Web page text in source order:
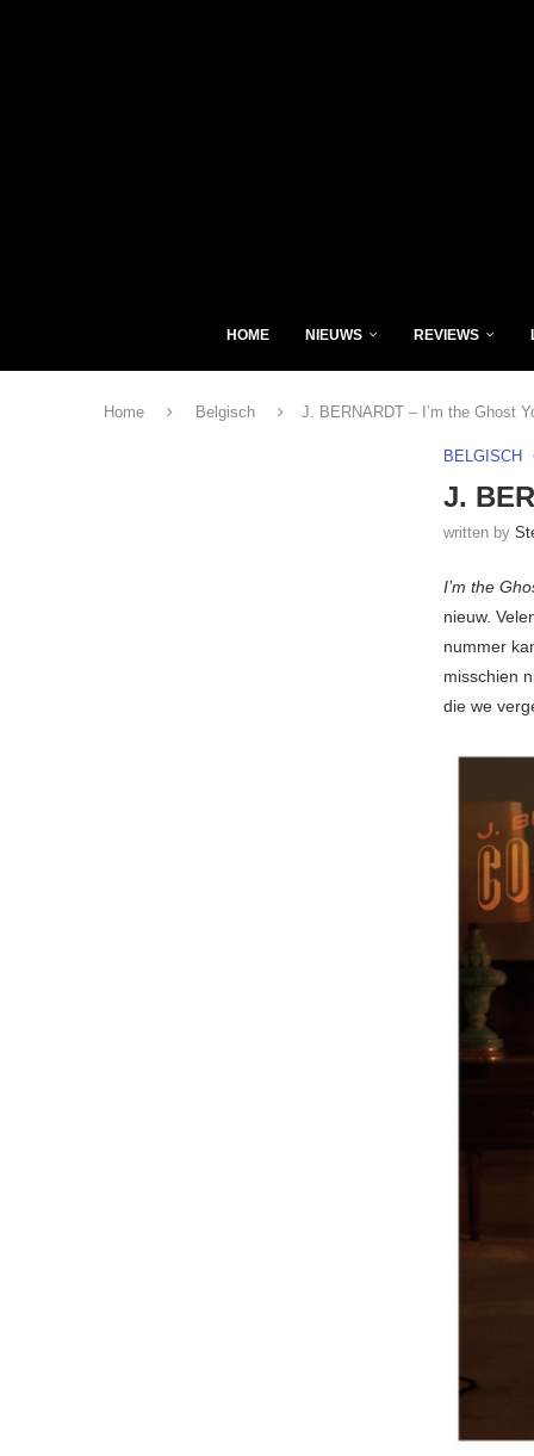
HOME NIEUWS REVIEWS
Home Belgisch J. BERNARDT – I’m the Ghost
BELGISCH
J.
written by
I’m the
nieuw.
nummer
misschien
die we